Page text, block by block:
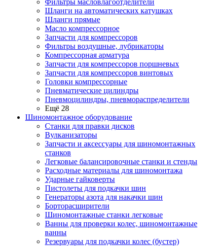
Фильтры масловлагоотделители
Шланги на автоматических катушках
Шланги прямые
Масло компрессорное
Запчасти для компрессоров
Фильтры воздушные, лубрикаторы
Компрессорная арматура
Запчасти для компрессоров поршневых
Запчасти для компрессоров винтовых
Головки компрессорные
Пневматические цилиндры
Пневмоцилиндры, пневмораспределители
Ещё 28
Шиномонтажное оборудование
Станки для правки дисков
Вулканизаторы
Запчасти и аксессуары для шиномонтажных
станков
Легковые балансировочные станки и стенды
Расходные материалы для шиномонтажа
Ударные гайковерты
Пистолеты для подкачки шин
Генераторы азота для накачки шин
Борторасширители
Шиномонтажные станки легковые
Ванны для проверки колес, шиномонтажные
ванны
Резервуары для подкачки колес (бустер)